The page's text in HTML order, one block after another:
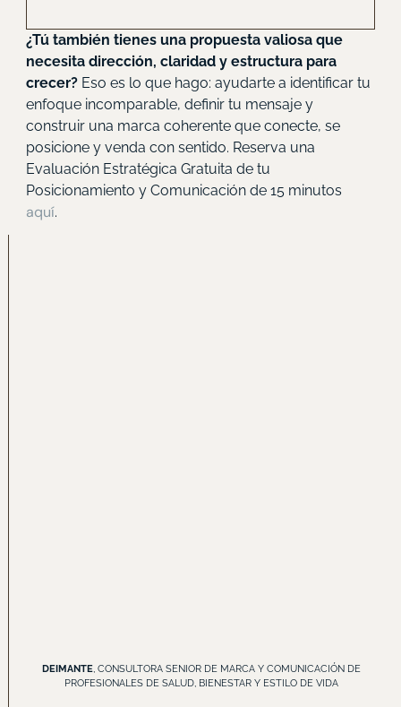
DEIMANTE, CONSULTORA SENIOR DE MARCA Y COMUNICACIÓN DE
PROFESIONALES DE SALUD, BIENESTAR Y ESTILO DE VIDA
¿Tú también tienes una propuesta valiosa que
necesita dirección, claridad y estructura para
crecer?Eso es lo que hago: ayudarte a identificar tu
enfoque incomparable, definir tu mensaje y
construir una marca coherente que conecte, se
posicione y venda con sentido. Reserva una
Evaluación Estratégica Gratuita de tu
Posicionamiento y Comunicación de 15 minutos
aquí.